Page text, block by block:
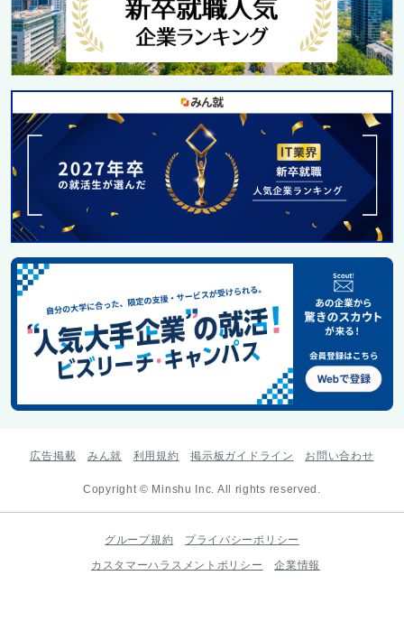
広告掲載 みん就 利用規約 掲示板ガイドライン お問い合わせ
Copyright © Minshu Inc. All rights reserved.
グループ規約
プライバシーポリシー
カスタマーハラスメントポリシー
企業情報